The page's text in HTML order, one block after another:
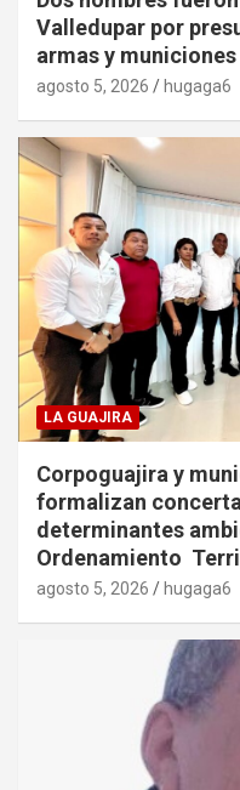
Valledupar por
armas y municiones
agosto 5, 2026 hugaga6
LA GUAJIRA
Corpoguajira y
formalizan
determinantes
Ordenamiento
agosto 5, 2026 hugaga6